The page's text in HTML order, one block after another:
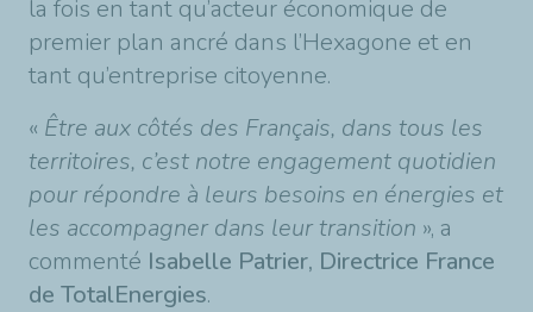
la fois en tant qu’acteur économique de
premier plan ancré dans l’Hexagone et en
tant qu’entreprise citoyenne.
« Être aux côtés des Français, dans tous les
territoires, c’est notre engagement quotidien
pour répondre à leurs besoins en énergies et
les accompagner dans leur transition », a
commenté Isabelle Patrier, Directrice France
de TotalEnergies.